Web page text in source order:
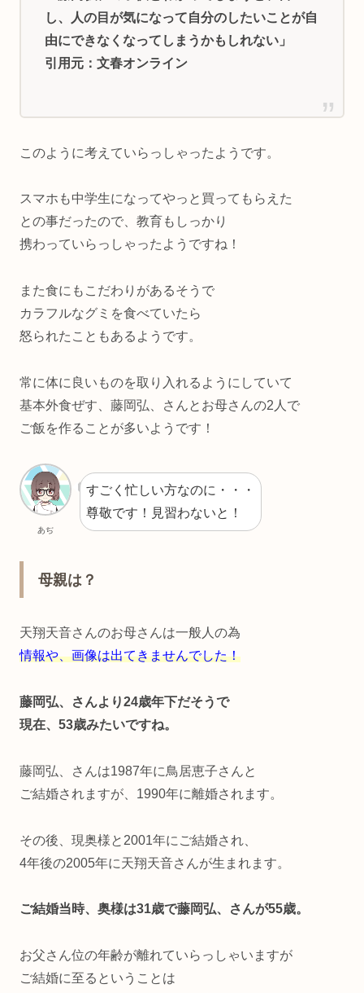
し、人の目が気になって自分のしたいことが自
由にできなくなってしまうかもしれない」
引用元：文春オンライン
このように考えていらっしゃったようです。
スマホも中学生になってやっと買ってもらえた
との事だったので、教育もしっかり
携わっていらっしゃったようですね！
また食にもこだわりがあるそうで
カラフルなグミを食べていたら
怒られたこともあるようです。
常に体に良いものを取り入れるようにしていて
基本外食ぜす、藤岡弘、さんとお母さんの2人で
ご飯を作ることが多いようです！
あぢ
すごく忙しい方なのに・・・
尊敬です！見習わないと！
母親は？
天翔天音さんのお母さんは一般人の為
情報や、画像は出てきませんでした！
藤岡弘、さんより24歳年下だそうで
現在、53歳みたいですね。
藤岡弘、さんは1987年に鳥居恵子さんと
ご結婚されますが、1990年に離婚されます。
その後、現奥様と2001年にご結婚され、
4年後の2005年に天翔天音さんが生まれます。
ご結婚当時、奥様は31歳で藤岡弘、さんが55歳。
お父さん位の年齢が離れていらっしゃいますが
ご結婚に至るということは